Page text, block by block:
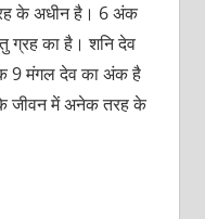
के अधीन है। 6 अंक
का है। शनि देव
9 मंगल देव का अंक है
के जीवन में अनेक तरह के